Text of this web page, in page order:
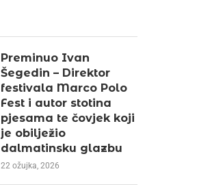
Preminuo Ivan
Šegedin – Direktor
festivala Marco Polo
Fest i autor stotina
pjesama te čovjek koji
je obilježio
dalmatinsku glazbu
22 ožujka, 2026